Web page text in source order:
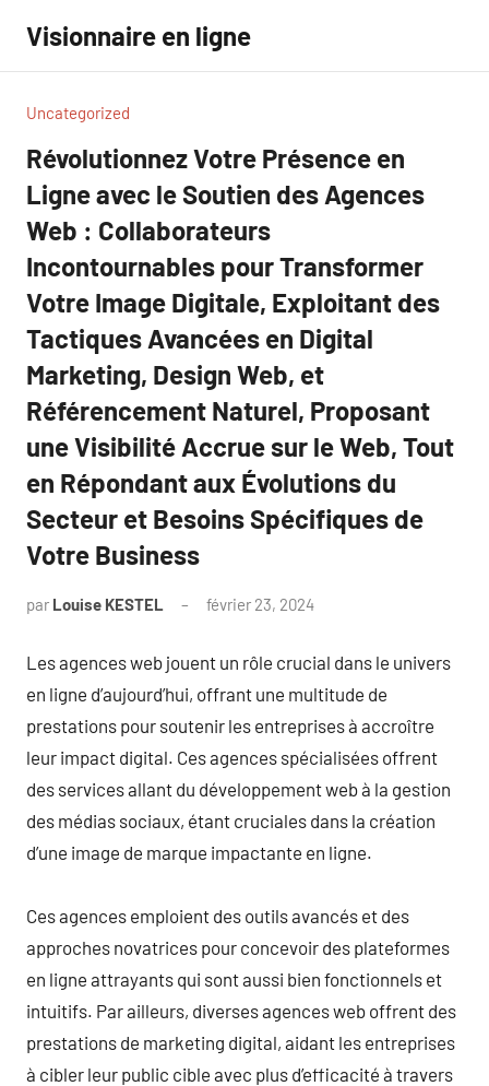
contenu
Visionnaire en ligne
Uncategorized
Révolutionnez Votre Présence en
Ligne avec le Soutien des Agences
Web : Collaborateurs
Incontournables pour Transformer
Votre Image Digitale, Exploitant des
Tactiques Avancées en Digital
Marketing, Design Web, et
Référencement Naturel, Proposant
une Visibilité Accrue sur le Web, Tout
en Répondant aux Évolutions du
Secteur et Besoins Spécifiques de
Votre Business
par Louise KESTEL février 23, 2024
Les agences web jouent un rôle crucial dans le univers
en ligne d’aujourd’hui, offrant une multitude de
prestations pour soutenir les entreprises à accroître
leur impact digital. Ces agences spécialisées offrent
des services allant du développement web à la gestion
des médias sociaux, étant cruciales dans la création
d’une image de marque impactante en ligne.
Ces agences emploient des outils avancés et des
approches novatrices pour concevoir des plateformes
en ligne attrayants qui sont aussi bien fonctionnels et
intuitifs. Par ailleurs, diverses agences web offrent des
prestations de marketing digital, aidant les entreprises
à cibler leur public cible avec plus d’efficacité à travers